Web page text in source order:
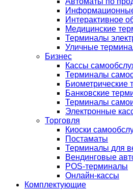
Интерактивное
Медицинские
Терминалы
Уличные
Бизнес
Кассы
Терминалы
Биометрические
Банковские
Терминалы
Электронные
Торговля
Киоски
Постаматы
Терминалы для
Вендинговые
POS-терминалы
Онлайн-кассы
Комплектующие